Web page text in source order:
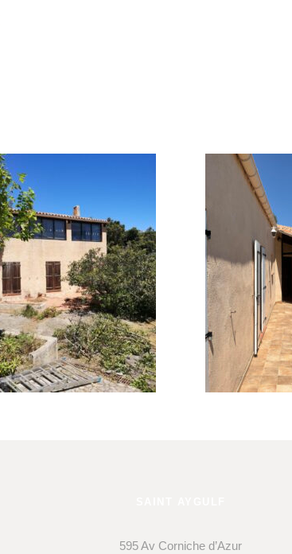
595 Av Corniche d’Azur